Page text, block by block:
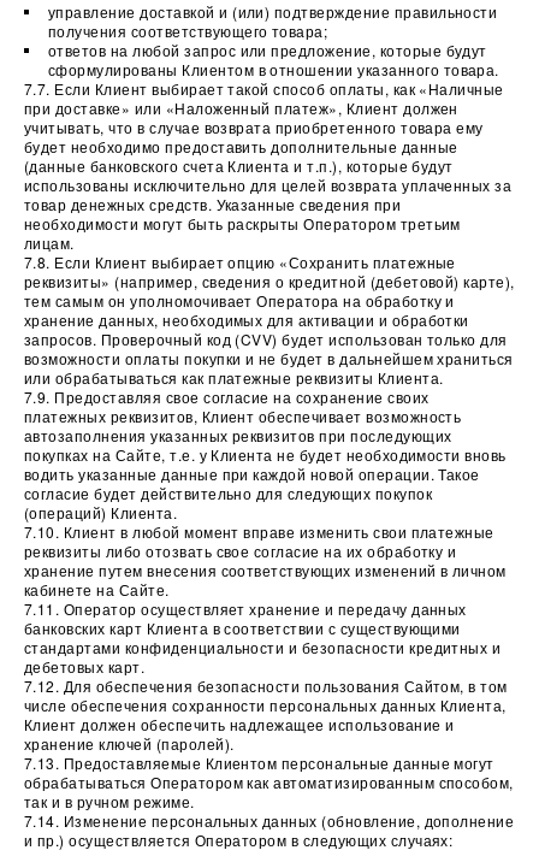
управление доставкой и (или) подтверждение правильности
получения соответствующего товара;
ответов на любой запрос или предложение, которые будут
сформулированы Клиентом в отношении указанного товара.
7.7. Если Клиент выбирает такой способ оплаты, как «Наличные
при доставке» или «Наложенный платеж», Клиент должен
учитывать, что в случае возврата приобретенного товара ему
будет необходимо предоставить дополнительные данные
(данные банковского счета Клиента и т.п.), которые будут
использованы исключительно для целей возврата уплаченных за
товар денежных средств. Указанные сведения при
необходимости могут быть раскрыты Оператором третьим
лицам.
7.8. Если Клиент выбирает опцию «Сохранить платежные
реквизиты» (например, сведения о кредитной (дебетовой) карте),
тем самым он уполномочивает Оператора на обработку и
хранение данных, необходимых для активации и обработки
запросов. Проверочный код (CVV) будет использован только для
возможности оплаты покупки и не будет в дальнейшем храниться
или обрабатываться как платежные реквизиты Клиента.
7.9. Предоставляя свое согласие на сохранение своих
платежных реквизитов, Клиент обеспечивает возможность
автозаполнения указанных реквизитов при последующих
покупках на Сайте, т.е. у Клиента не будет необходимости вновь
водить указанные данные при каждой новой операции. Такое
согласие будет действительно для следующих покупок
(операций) Клиента.
7.10. Клиент в любой момент вправе изменить свои платежные
реквизиты либо отозвать свое согласие на их обработку и
хранение путем внесения соответствующих изменений в личном
кабинете на Сайте.
7.11. Оператор осуществляет хранение и передачу данных
банковских карт Клиента в соответствии с существующими
стандартами конфиденциальности и безопасности кредитных и
дебетовых карт.
7.12. Для обеспечения безопасности пользования Сайтом, в том
числе обеспечения сохранности персональных данных Клиента,
Клиент должен обеспечить надлежащее использование и
хранение ключей (паролей).
7.13. Предоставляемые Клиентом персональные данные могут
обрабатываться Оператором как автоматизированным способом,
так и в ручном режиме.
7.14. Изменение персональных данных (обновление, дополнение
и пр.) осуществляется Оператором в следующих случаях: